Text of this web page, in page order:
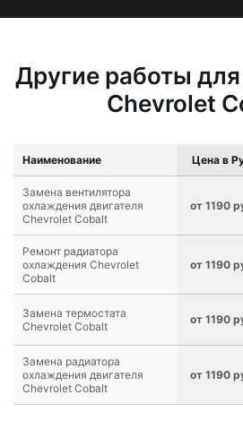
Другие работы
Chevrolet
Наименование Цена в
Замена вентилятора
охлаждения двигателя
Chevrolet Cobalt
от 1190
Ремонт радиатора
охлаждения Chevrolet
Cobalt
от 1190
Замена термостата
Chevrolet Cobalt
от 1190
Замена радиатора
охлаждения двигателя
Chevrolet Cobalt
от 1190